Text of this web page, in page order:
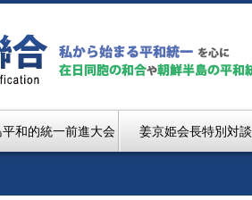
和的統一前進大会 姜京姫会長特別対談